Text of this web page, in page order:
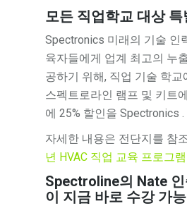
모든 직업학교 대상 특
Spectronics 미래의 기술 인
육자들에게 업계 최고의 누
공하기 위해, 직업 기술 학
스펙트로라인 램프 및 키트
에 25% 할인을 Spectronics .
자세한 내용은 전단지를 참
년 HVAC 직업 교육 프로그
Spectroline의 Nate
이 지금 바로 수강 가